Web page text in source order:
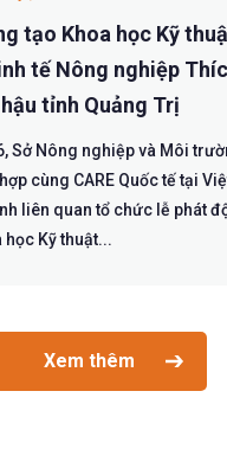
tạo Khoa học Kỹ
tế Nông nghiệp
tỉnh Quảng Trị
Sở Nông nghiệp và Môi
cùng CARE Quốc tế tại
liên quan tổ chức lễ phát
học Kỹ thuật...
Xem thêm